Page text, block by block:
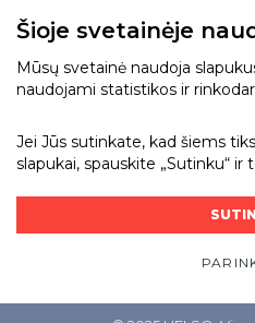
Telefonas:
Adresas: Vilkpėdės g.
Šioje svetainėje
Mūsų svetainė naudoja
naudojami statistikos ir
Jei Jūs sutinkate, kad šiems
slapukai, spauskite „Sutinku“